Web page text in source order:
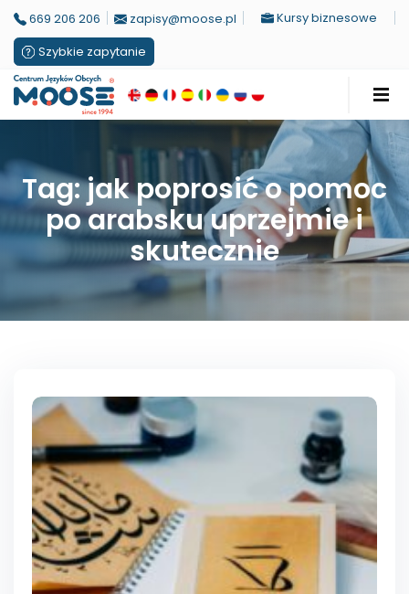
669 206 206 zapisy@moose.pl
Kursy biznesowe
Szybkie zapytanie
Tag: jak poprosić o pomoc
po arabsku uprzejmie i
skutecznie